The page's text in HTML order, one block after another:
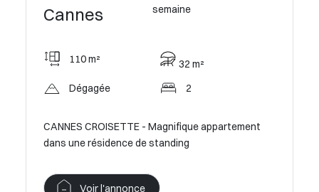
Cannes
semaine
114 m²
7 m²
2
First Croisette - Sublime appartement 2 Chambres
face au Palais
Voir l'annonce